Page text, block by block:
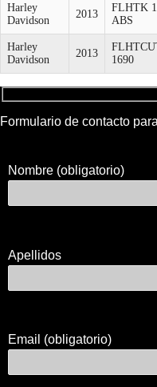
Harley
Davidson
2013
FLHTK
ABS
Harley
Davidson
2013
1690
Formulario de contacto
Nombre (obligatorio)
Apellidos
Email (obligatorio)